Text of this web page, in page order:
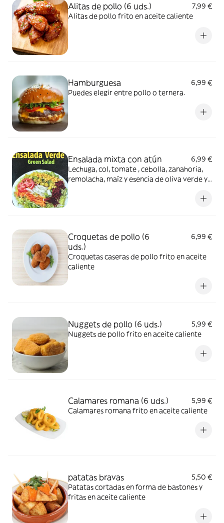
Alitas de pollo (6 uds.)
7,99 €
Alitas de pollo frito en aceite caliente
Hamburguesa
6,99 €
Puedes elegir entre pollo o ternera.
Ensalada mixta con atún
6,99 €
Lechuga, col, tomate , cebolla, zanahoria,
remolacha, maíz y esencia de oliva verde y
Croquetas de pollo (6
uds.)
6,99 €
Croquetas caseras de pollo frito en aceite
caliente
Nuggets de pollo (6 uds.)
5,99 €
Nuggets de pollo frito en aceite caliente
Calamares romana (6 uds.)
5,99 €
Calamares romana frito en aceite caliente
patatas bravas
5,50 €
Patatas cortadas en forma de bastones y
fritas en aceite caliente